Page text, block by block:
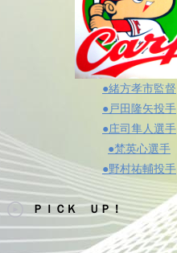
●緒方孝市監督
●戸田隆矢投手
●庄司隼人選手
●梵英心選手
●野村祐輔投手
ＰＩＣＫ ＵＰ！